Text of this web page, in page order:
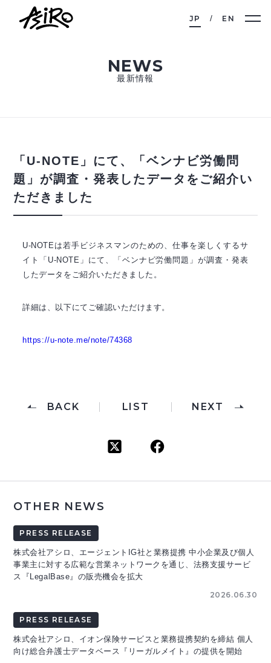
JP EN
NEWS
最新情報
「U-NOTE」にて、「ベンナビ労働問
題」が調査・発表したデータをご紹介い
ただきました
U-NOTEは若手ビジネスマンのための、仕事を楽しくするサ
イト「U-NOTE」にて、「ベンナビ労働問題」が調査・発表
したデータをご紹介いただきました。
詳細は、以下にてご確認いただけます。
https://u-note.me/note/74368
BACK LIST NEXT
OTHER NEWS
PRESS RELEASE
株式会社アシロ、エージェントIG社と業務提携 中小企業及び個人
事業主に対する広範な営業ネットワークを通じ、法務支援サービ
ス『LegalBase』の販売機会を拡大
2026.06.30
PRESS RELEASE
株式会社アシロ、イオン保険サービスと業務提携契約を締結 個人
向け総合弁護士データベース『リーガルメイト』の提供を開始